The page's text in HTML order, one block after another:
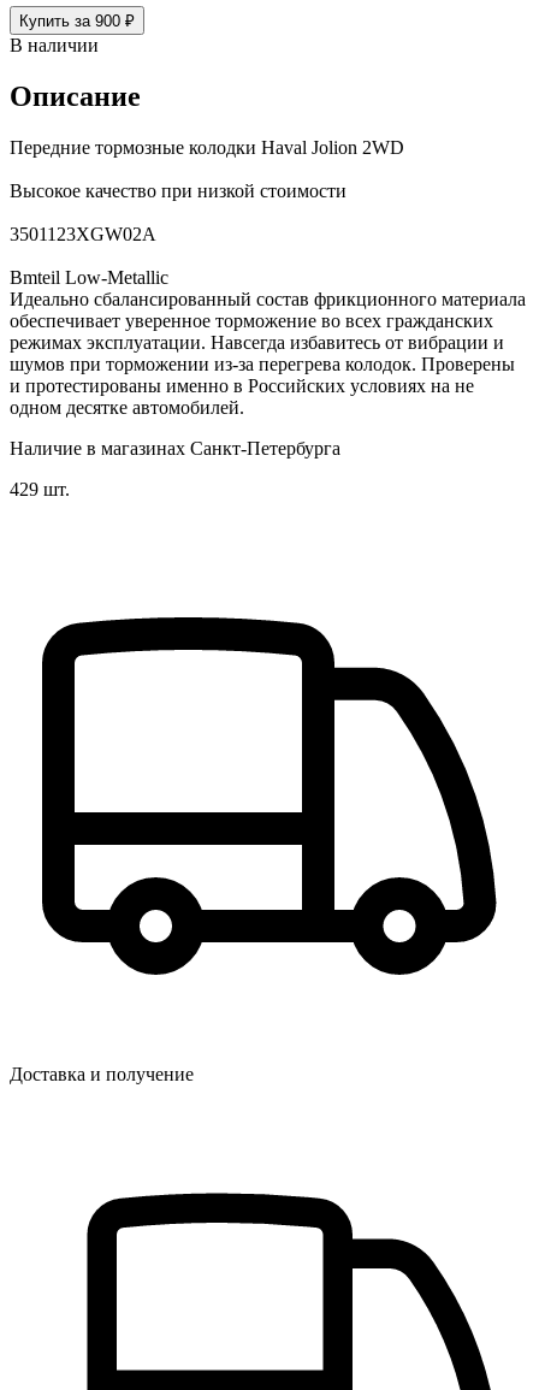
Купить за 900 ₽
В наличии
Описание
Передние тормозные колодки Haval Jolion 2WD
Высокое качество при низкой стоимости
3501123XGW02A
Bmteil Low-Metallic
Идеально сбалансированный состав фрикционного материала
обеспечивает уверенное торможение во всех гражданских
режимах эксплуатации. Навсегда избавитесь от вибрации и
шумов при торможении из-за перегрева колодок. Проверены
и протестированы именно в Российских условиях на не
одном десятке автомобилей.
Наличие в магазинах Санкт-Петербурга
429 шт.
Доставка и получение